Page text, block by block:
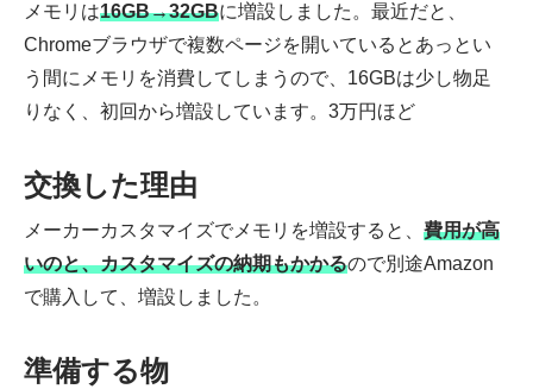
メモリは16GB→32GBに増設しました。最近だと、
Chromeブラウザで複数ページを開いているとあっとい
う間にメモリを消費してしまうので、16GBは少し物足
りなく、初回から増設しています。3万円ほど
交換した理由
メーカーカスタマイズでメモリを増設すると、 費用が高
いのと、カスタマイズの納期もかかるので別途Amazon
で購入して、増設しました。
準備する物